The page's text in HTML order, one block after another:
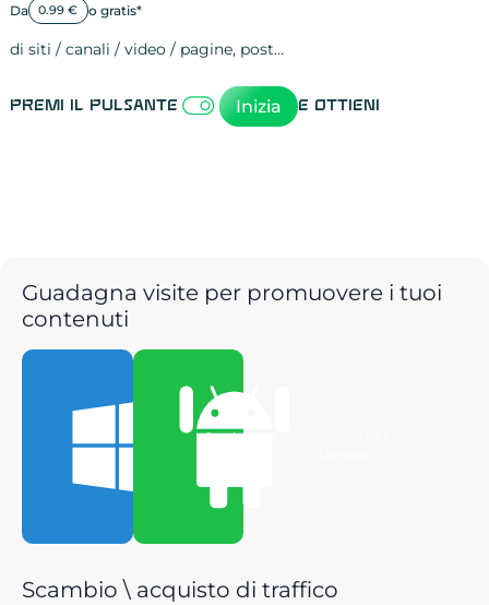
Da 0.99 € o gratis*
di siti / canali / video / pagine, post…
Premi il pulsante Inizia e ottieni
Guadagna visite per promuovere i tuoi
contenuti
Scarica per
Scambio \ acquisto di traffico